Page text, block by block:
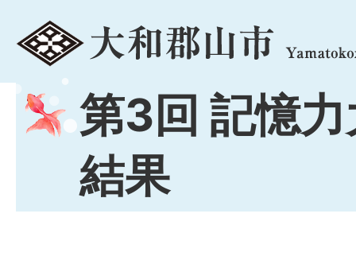
menu
第3回 記憶
結果